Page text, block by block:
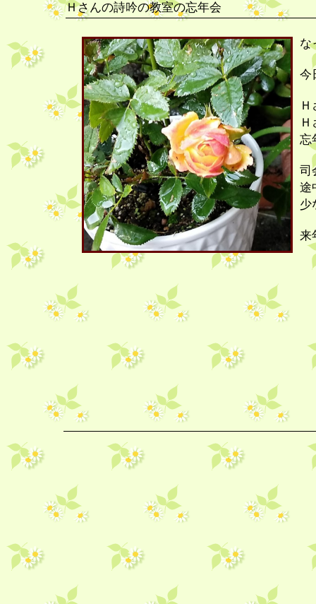
Ｈさんの詩吟の教室の忘年会
な
今
忘
司
途
少
来